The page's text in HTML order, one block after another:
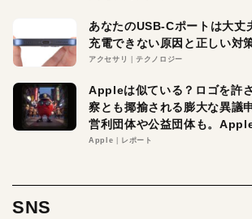
あなたのUSB-Cポートは大丈
充電できない原因と正しい対
アクセサリ テクノロジー
Appleは似ている？ロゴを許
察とも揶揄される膨大な異議
営利団体や公益団体も。
る理由とは
Apple レポート
SNS